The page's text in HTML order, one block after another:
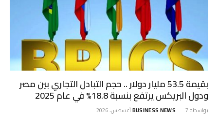
بقيمة 53.5 مليار دولار .. حجم التبادل التجاري بين مصر
ودول البريكس يرتفع بنسبة 18.8% في عام 2025
بواسطة BUSINESS NEWS 7 أغسطس، 2026